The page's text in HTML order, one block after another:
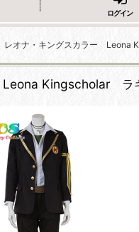
ログイン
オナ・キングスカラー
Kingscholar